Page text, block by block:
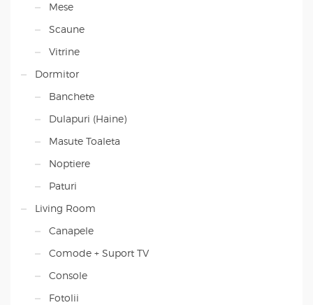
Mese
Scaune
Vitrine
Dormitor
Banchete
Dulapuri (Haine)
Masute Toaleta
Noptiere
Paturi
Living Room
Canapele
Comode + Suport TV
Console
Fotolii